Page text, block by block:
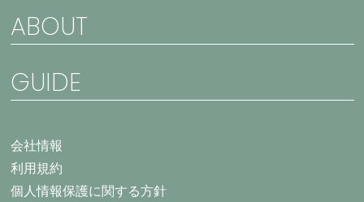
ABOUT
GUIDE
会社情報
利用規約
個人情報保護に関する方針